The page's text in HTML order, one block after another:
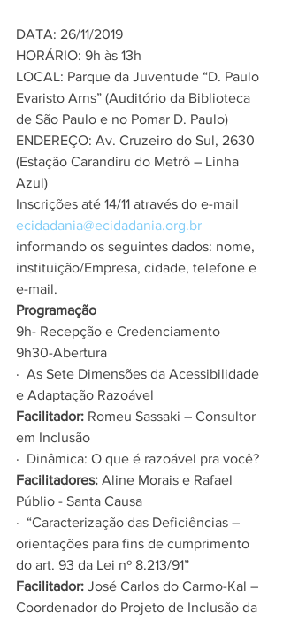
DATA: 26/11/2019
HORÁRIO: 9h às 13h
LOCAL: Parque da Juventude “D. Paulo
Evaristo Arns” (Auditório da Biblioteca
de São Paulo e no Pomar D. Paulo)
ENDEREÇO: Av. Cruzeiro do Sul, 2630
(Estação Carandiru do Metrô – Linha
Azul)
Inscrições até 14/11 através do e-mail
ecidadania@ecidadania.org.br
informando os seguintes dados: nome,
instituição/Empresa, cidade, telefone e
e-mail.
Programação
9h- Recepção e Credenciamento
9h30-Abertura
·  As Sete Dimensões da Acessibilidade
e Adaptação Razoável
Facilitador: Romeu Sassaki – Consultor
em Inclusão
·  Dinâmica: O que é razoável pra você?
Facilitadores: Aline Morais e Rafael
Públio - Santa Causa
·  “Caracterização das Deficiências –
orientações para fins de cumprimento
do art. 93 da Lei nº 8.213/91”
Facilitador: José Carlos do Carmo-Kal –
Coordenador do Projeto de Inclusão da